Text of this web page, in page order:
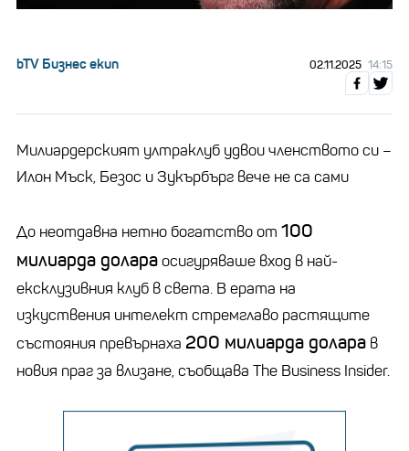
bTV Бизнес екип 02.11.2025 14:15
Милиардерският ултраклуб удвои членството си –
Илон Мъск, Безос и Зукърбърг вече не са сами
До неотдавна нетно богатство от 100
милиарда долараосигуряваше вход в най-
ексклузивния клуб в света. В ерата на
изкуствения интелект стремглаво растящите
състояния превърнаха 200 милиарда долара в
новия праг за влизане, съобщава The Business Insider.